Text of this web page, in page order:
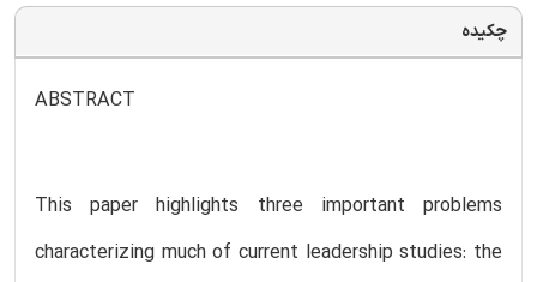
چکیده
ABSTRACT
This paper highlights three important problems
characterizing much of current leadership studies: the